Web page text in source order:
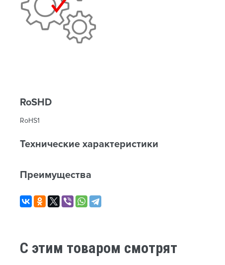
RoSHD
RoHS1
Технические характеристики
Преимущества
C этим товаром смотрят